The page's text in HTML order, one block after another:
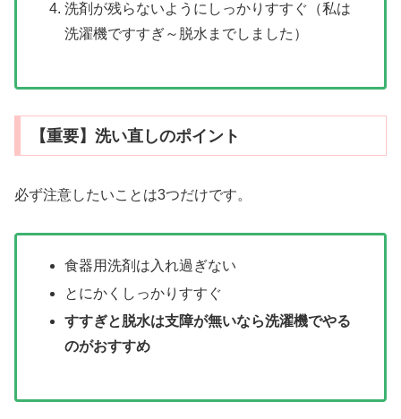
洗剤が残らないようにしっかりすすぐ（私は
洗濯機ですすぎ～脱水までしました）
【重要】洗い直しのポイント
必ず注意したいことは3つだけです。
食器用洗剤は入れ過ぎない
とにかくしっかりすすぐ
すすぎと脱水は支障が無いなら洗濯機でやる
のがおすすめ